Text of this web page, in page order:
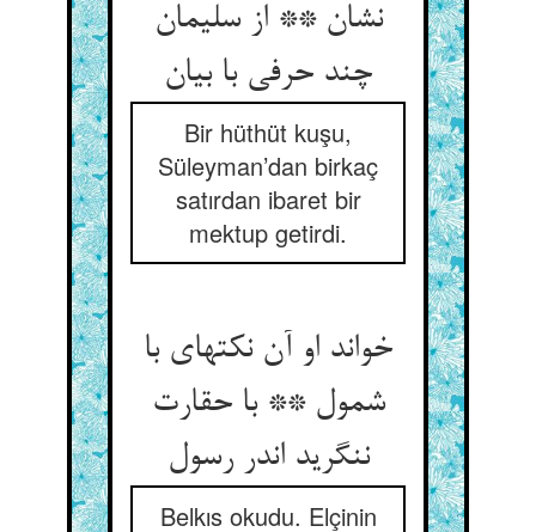
نشان ** از سلیمان
چند حرفی با بیان‏
Bir hüthüt kuşu,
Süleyman’dan birkaç
satırdan ibaret bir
mektup getirdi.
خواند او آن نکتهای با
شمول ** با حقارت
ننگرید اندر رسول‏
Belkıs okudu. Elçinin